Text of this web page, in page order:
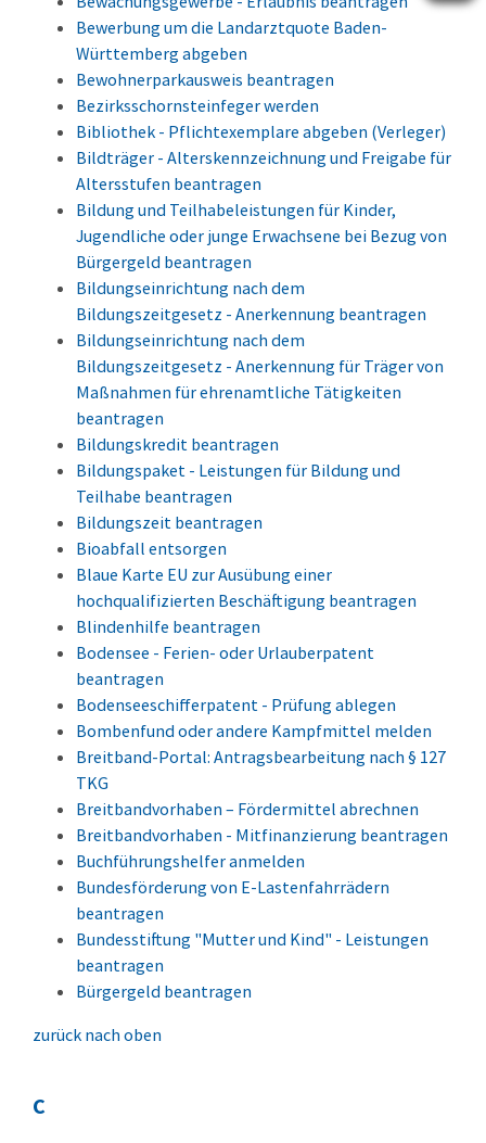
Bewerbung um die Landarztquote Baden-
Württemberg abgeben
Bewohnerparkausweis beantragen
Bezirksschornsteinfeger werden
Bibliothek - Pflichtexemplare abgeben (Verleger)
Bildträger - Alterskennzeichnung und Freigabe für
Altersstufen beantragen
Bildung und Teilhabeleistungen für Kinder,
Jugendliche oder junge Erwachsene bei Bezug von
Bürgergeld beantragen
Bildungseinrichtung nach dem
Bildungszeitgesetz - Anerkennung beantragen
Bildungseinrichtung nach dem
Bildungszeitgesetz - Anerkennung für Träger von
Maßnahmen für ehrenamtliche Tätigkeiten
beantragen
Bildungskredit beantragen
Bildungspaket - Leistungen für Bildung und
Teilhabe beantragen
Bildungszeit beantragen
Bioabfall entsorgen
Blaue Karte EU zur Ausübung einer
hochqualifizierten Beschäftigung beantragen
Blindenhilfe beantragen
Bodensee - Ferien- oder Urlauberpatent
beantragen
Bodenseeschifferpatent - Prüfung ablegen
Bombenfund oder andere Kampfmittel melden
Breitband-Portal: Antragsbearbeitung nach § 127
TKG
Breitbandvorhaben – Fördermittel abrechnen
Breitbandvorhaben - Mitfinanzierung beantragen
Buchführungshelfer anmelden
Bundesförderung von E-Lastenfahrrädern
beantragen
Bundesstiftung "Mutter und Kind" - Leistungen
beantragen
Bürgergeld beantragen
zurück nach oben
C